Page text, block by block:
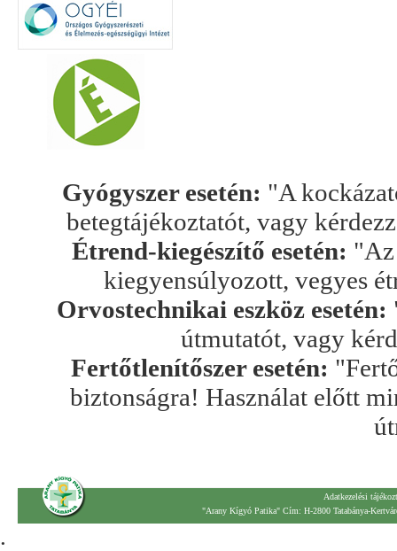
Gyógyszer esetén: "A
betegtájékoztatót, vagy
Étrend-kiegészítő esetén: "Az
kiegyensúlyozott, vegyes
Orvostechnikai eszköz esetén:
útmutatót, vagy
Fertőtlenítőszer esetén:
biztonságra! Használat előtt
Adatkezelési
"Arany Kígyó Patika" Cím: H-2800 Tatabánya-
.